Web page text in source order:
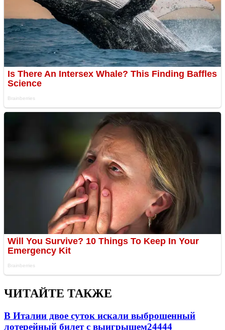
ЧИТАЙТЕ ТАКЖЕ
В Италии двое суток искали выброшенный
лотерейный билет с выигрышем24444